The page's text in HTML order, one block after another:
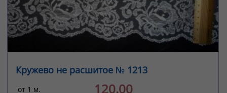
Кружево не расшитое № 1213
от 1 м.
120.00